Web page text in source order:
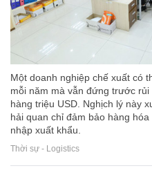
Một doanh nghiệp chế xuất có
mỗi năm mà vẫn đứng trước
hàng triệu USD. Nghịch lý này
hải quan chỉ đảm bảo hàng
nhập xuất khẩu.
Thời sự - Logistics